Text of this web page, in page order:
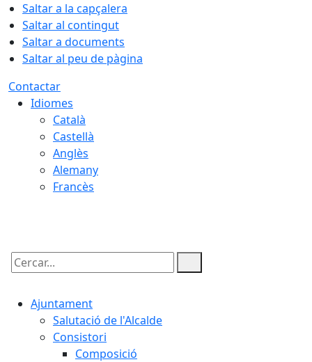
Saltar a la capçalera
Saltar al contingut
Saltar a documents
Saltar al peu de pàgina
Contactar
Idiomes
Català
Castellà
Anglès
Alemany
Francès
Cercar:
Ajuntament
Salutació de l'Alcalde
Consistori
Composició